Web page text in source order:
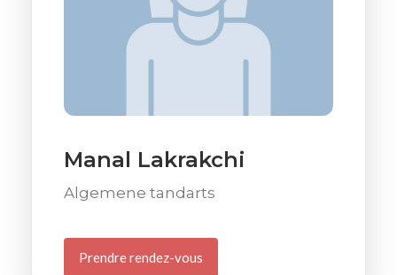
Manal Lakrakchi
Algemene tandarts